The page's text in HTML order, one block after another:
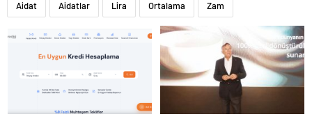
Aidat Aidatlar Lira Ortalama Zam